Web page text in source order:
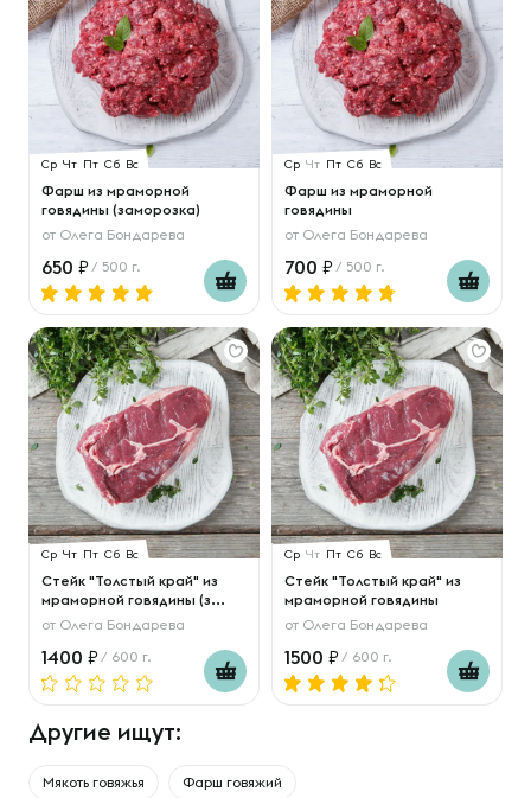
Ср Чт Пт Сб Вс
Фарш из мраморной
говядины (заморозка)
от Олега Бондарева
650 / 500 г.
Ср Чт Пт Сб Вс
Фарш из мраморной
говядины
от Олега Бондарева
700 / 500 г.
Ср Чт Пт Сб Вс
Стейк "Толстый край" из
мраморной говядины (з...
от Олега Бондарева
1400 / 600 г.
Ср Чт Пт Сб Вс
Стейк "Толстый край" из
мраморной говядины
от Олега Бондарева
1500 / 600 г.
Другие ищут:
Мякоть говяжья Фарш говяжий